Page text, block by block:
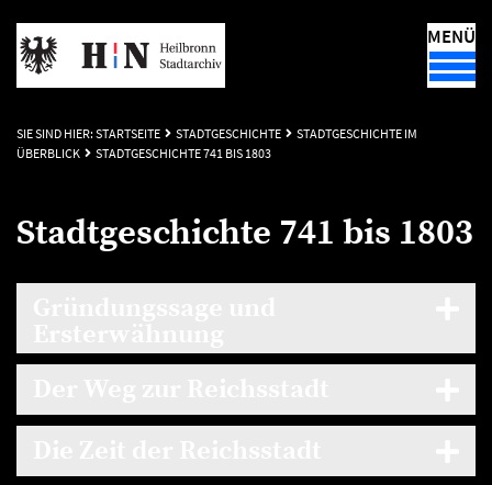
MENÜ
SIE SIND HIER: STARTSEITE STADTGESCHICHTE
STADTGESCHICHTE IM
ÜBERBLICK
STADTGESCHICHTE 741 BIS 1803
Stadtgeschichte 741 bis 1803